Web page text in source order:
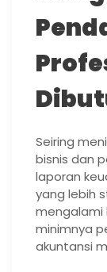
Seiring
bisnis dan
laporan
yang lebih
mengalami
minimnya
akuntansi